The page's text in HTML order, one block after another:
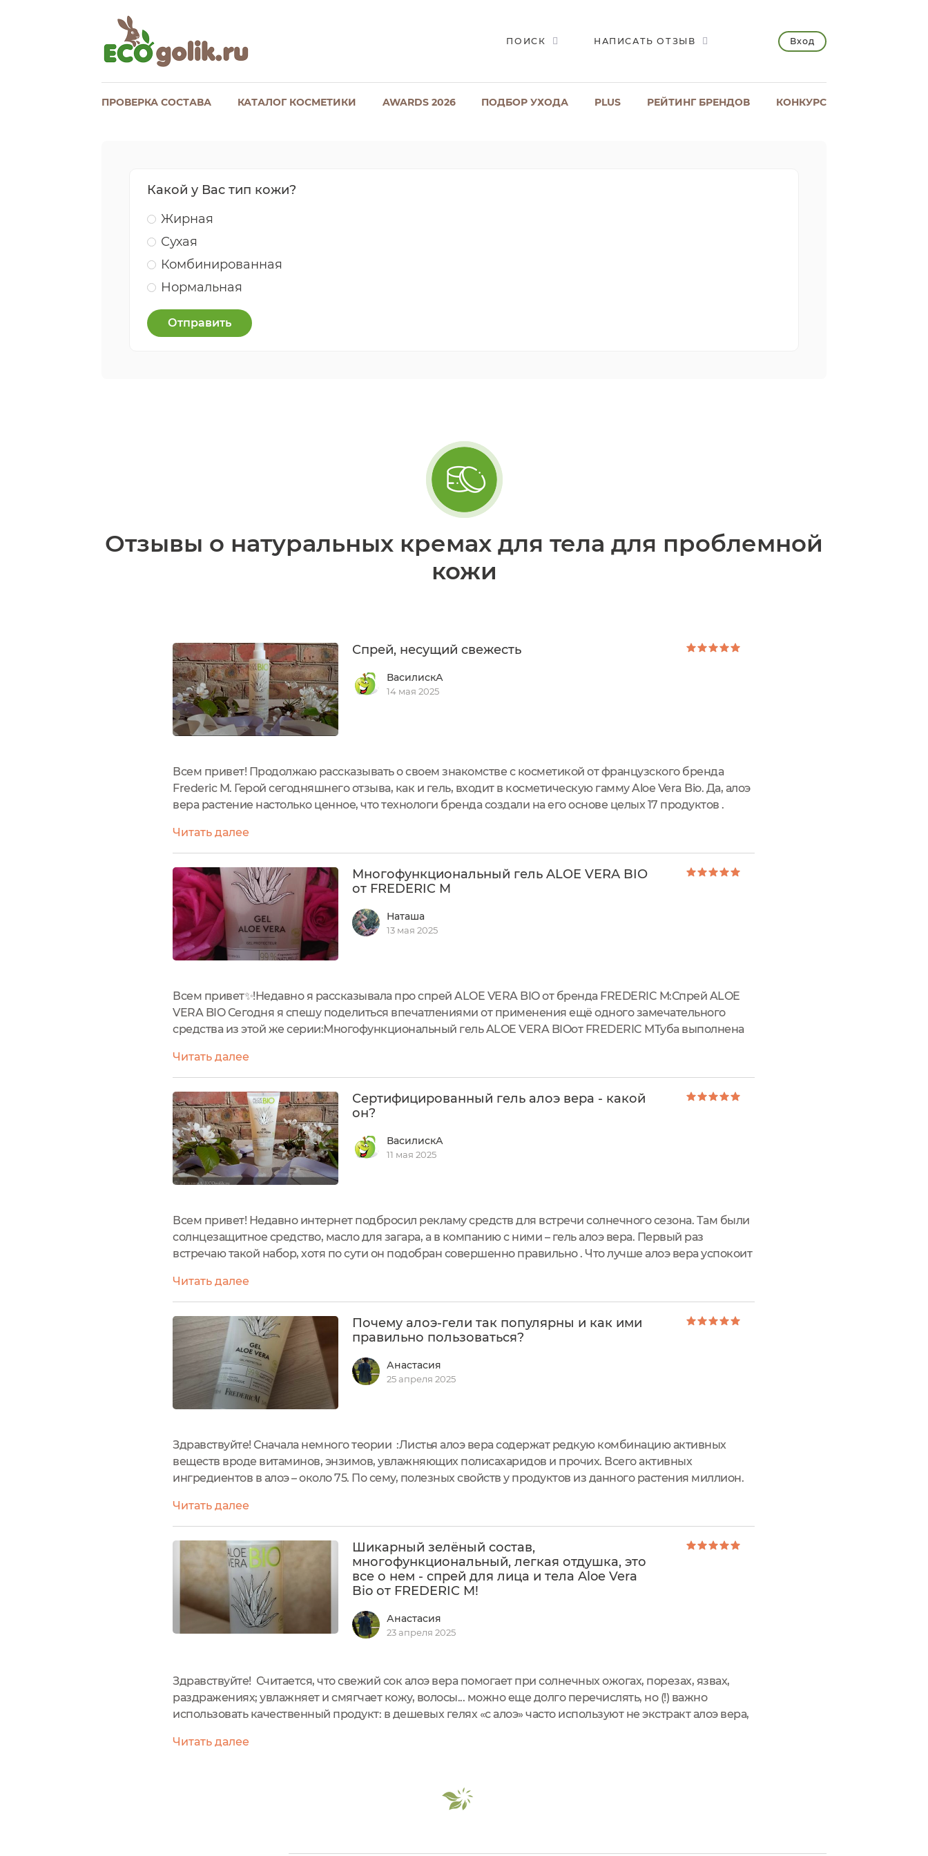
ПОИСК НАПИСАТЬ ОТЗЫВ Вход
ПРОВЕРКА СОСТАВА КАТАЛОГ КОСМЕТИКИ AWARDS 2026 ПОДБОР УХОДА PLUS РЕЙТИНГ БРЕНДОВ КОНКУРС
Какой у Вас тип кожи?
Жирная
Сухая
Комбинированная
Нормальная
Отправить
Отзывы о натуральных кремах для тела для проблемной
кожи
Спрей, несущий свежесть
ВасилискА
14 мая 2025
Всем привет! Продолжаю рассказывать о своем знакомстве с косметикой от французского бренда
Frederic M. Герой сегодняшнего отзыва, как и гель, входит в косметическую гамму Aloe Vera Bio. Да, алоэ
вера растение настолько ценное, что технологи бренда создали на его основе целых 17 продуктов .
находится на...
Читать далее
Многофункциональный гель ALOE VERA BIO
от FREDERIC M
Наташа
13 мая 2025
Всем привет✨!Недавно я рассказывала про спрей ALOE VERA BIO от бренда FREDERIC M:Спрей ALOE
VERA BIO Сегодня я спешу поделиться впечатлениями от применения ещё одного замечательного
средства из этой же серии:Многофункциональный гель ALOE VERA BIOот FREDERIC MТуба выполнена
первого вскрытия в виде запаянной...
Читать далее
Сертифицированный гель алоэ вера - какой
он?
ВасилискА
11 мая 2025
Всем привет! Недавно интернет подбросил рекламу средств для встречи солнечного сезона. Там были
солнцезащитное средство, масло для загара, а в компанию с ними – гель алоэ вера. Первый раз
встречаю такой набор, хотя по сути он подобран совершенно правильно . Что лучше алоэ вера успокоит
Гель алоэ вера...
Читать далее
Почему алоэ-гели так популярны и как ими
правильно пользоваться?
Анастасия
25 апреля 2025
Здравствуйте! Сначала немного теории :Листья алоэ вера содержат редкую комбинацию активных
веществ вроде витаминов, энзимов, увлажняющих полисахаридов и прочих. Всего активных
ингредиентов в алоэ – около 75. По сему, полезных свойств у продуктов из данного растения миллион.
нейтральная, вернее сказать, она практически...
Читать далее
Шикарный зелёный состав,
многофункциональный, легкая отдушка, это
все о нем - спрей для лица и тела Aloe Vera
Bio от FREDERIC M!
Анастасия
23 апреля 2025
Здравствуйте! Считается, что свежий сок алоэ вера помогает при солнечных ожогах, порезах, язвах,
раздражениях; увлажняет и смягчает кожу, волосы... можно еще долго перечислять, но (!) важно
использовать качественный продукт: в дешевых гелях «с алоэ» часто используют не экстракт алоэ вера,
расскажу и покажу...
Читать далее